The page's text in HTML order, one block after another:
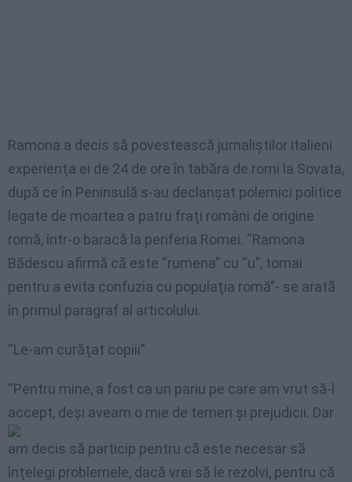
Ramona a decis să povestească jurnaliştilor italieni
experienţa ei de 24 de ore în tabăra de romi la Sovata,
după ce în Peninsulă s-au declanşat polemici politice
legate de moartea a patru fraţi români de origine
romă, într-o baracă la periferia Romei. “Ramona
Bădescu afirmă că este “rumena” cu “u”, tomai
pentru a evita confuzia cu populaţia romă”- se arată
în primul paragraf al articolului.
“Le-am curăţat copiii”
“Pentru mine, a fost ca un pariu pe care am vrut să-l
accept, deşi aveam o mie de temeri şi prejudicii. Dar
am decis să particip pentru că este necesar să
înţelegi problemele, dacă vrei să le rezolvi, pentru că